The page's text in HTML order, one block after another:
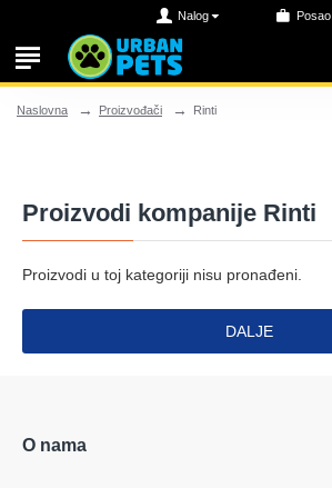
Nalog Posao
Naslovna Proizvođači Rinti
Proizvodi kompanije Rinti
Proizvodi u toj kategoriji nisu pronađeni.
DALJE
O nama